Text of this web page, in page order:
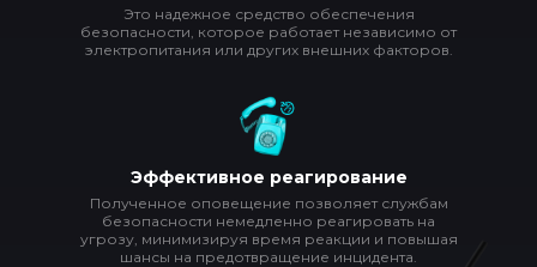
Это надежное средство обеспечения
безопасности, которое работает независимо от
электропитания или других внешних факторов.
Полученное оповещение позволяет службам
безопасности немедленно реагировать на
угрозу, минимизируя время реакции и повышая
шансы на предотвращение инцидента.
Эффективное реагирование